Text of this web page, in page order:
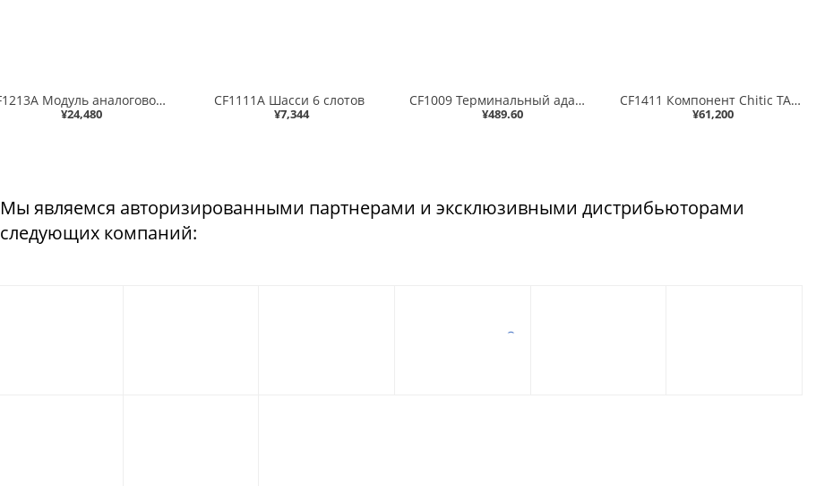
CF1213A Модуль аналогового ввода 16 каналов 0..10/4..20мА SIL2
¥24,480
CF1111A Шасси 6 слотов
¥7,344
CF1009 Терминальный адаптер CNet
¥489.60
CF1411 Компонент Chitic TAS1900 industry control software V8.0, носитель CD и USB ключ аппаратной защиты CHITIC 804
¥61,200
Мы являемся авторизированными партнерами и эксклюзивными дистрибьюторами
следующих компаний: